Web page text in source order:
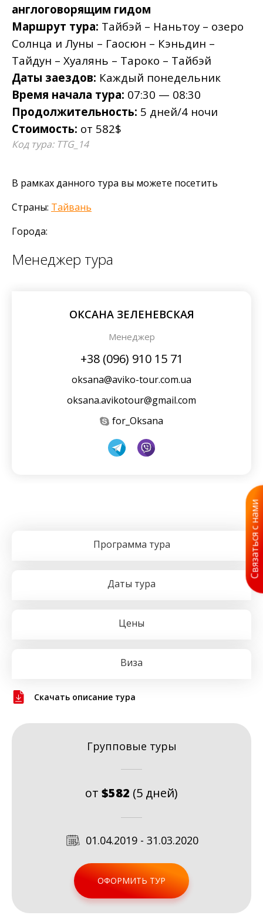
англоговорящим гидом
Маршрут тура: Тайбэй – Наньтоу – озеро
Солнца и Луны – Гаосюн – Кэньдин –
Тайдун – Хуалянь – Тароко – Тайбэй
Даты заездов: Каждый понедельник
Время начала тура: 07:30 — 08:30
Продолжительность: 5 дней/4 ночи
Стоимость: от 582$
Код тура: ТTG_14
В рамках данного тура вы можете посетить
Страны: Тайвань
Города:
Менеджер тура
ОКСАНА ЗЕЛЕНЕВСКАЯ
Менеджер
+38 (096) 910 15 71
oksana@aviko-tour.com.ua
oksana.avikotour@gmail.com
for_Oksana
Программа тура
Даты тура
Цены
Виза
Скачать описание тура
Групповые туры
от $582 (5 дней)
01.04.2019 - 31.03.2020
ОФОРМИТЬ ТУР
Связаться с нами